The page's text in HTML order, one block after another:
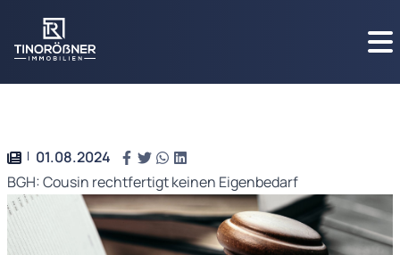
01.08.2024
BGH: Cousin rechtfertigt keinen Eigenbedarf